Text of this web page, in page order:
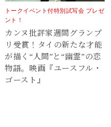
トークイベント付特別試写会 プレゼ
ント！
カンヌ批評家週間グランプ
リ受賞！タイの新たな才能
が描く“⼈間”と“幽霊”の恋
物語。映画『ユースフル・
ゴースト』